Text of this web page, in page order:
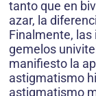
tanto que en
azar, la
Finalmente,
gemelos
manifiesto la
astigmatismo
astigmatismo